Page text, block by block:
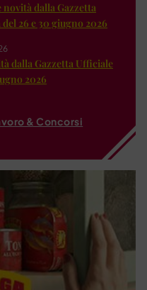
dalla Gazzetta
26 e 30 giugno 2026
dalla Gazzetta Ufficiale
2026
& Concorsi